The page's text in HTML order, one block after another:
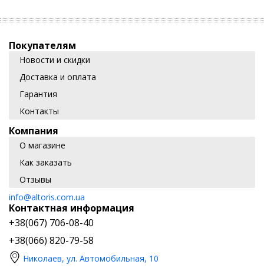
Покупателям
Новости и скидки
Доставка и оплата
Гарантия
Контакты
Компания
О магазине
Как заказать
Отзывы
info@altoris.com.ua
Контактная информация
+38(067) 706-08-40
+38(066) 820-79-58
Николаев, ул. Автомобильная, 10